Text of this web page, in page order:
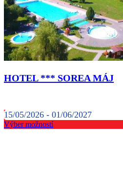
HOTEL *** SOREA MÁJ
15/05/2026 - 01/06/2027
Výber možností